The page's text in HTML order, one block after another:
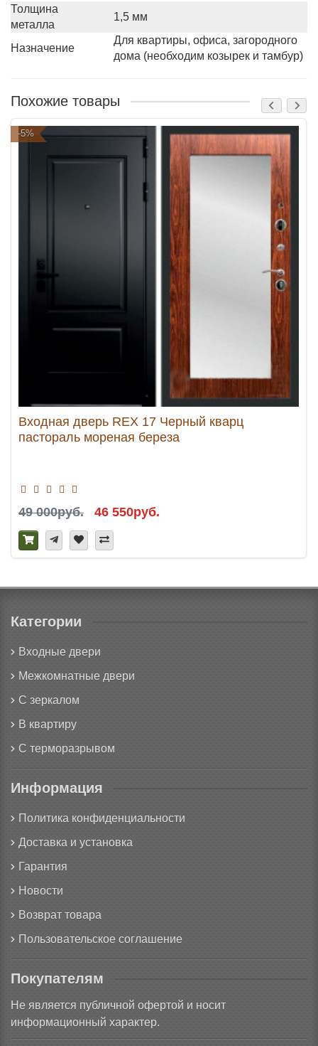
Толщина
металла
1,5 мм
Назначение
Для квартиры, офиса, загородного
дома (необходим козырек и тамбур)
Похожие товары
-5%
Входная дверь REX 17 Черный кварц
пастораль мореная береза
49 000руб. 46 550руб.
Категории
Входные двери
Межкомнатные двери
С зеркалом
В квартиру
С терморазрывом
Информация
Политика конфиденциальности
Доставка и установка
Гарантия
Новости
Возврат товара
Пользовательское соглашение
Покупателям
Не является публичной офертой и носит
информационный характер.